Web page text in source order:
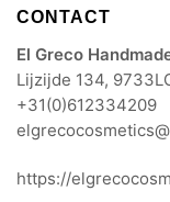
CONTACT
El Greco
Lijzijde 134,
+31(0)612334209
https://